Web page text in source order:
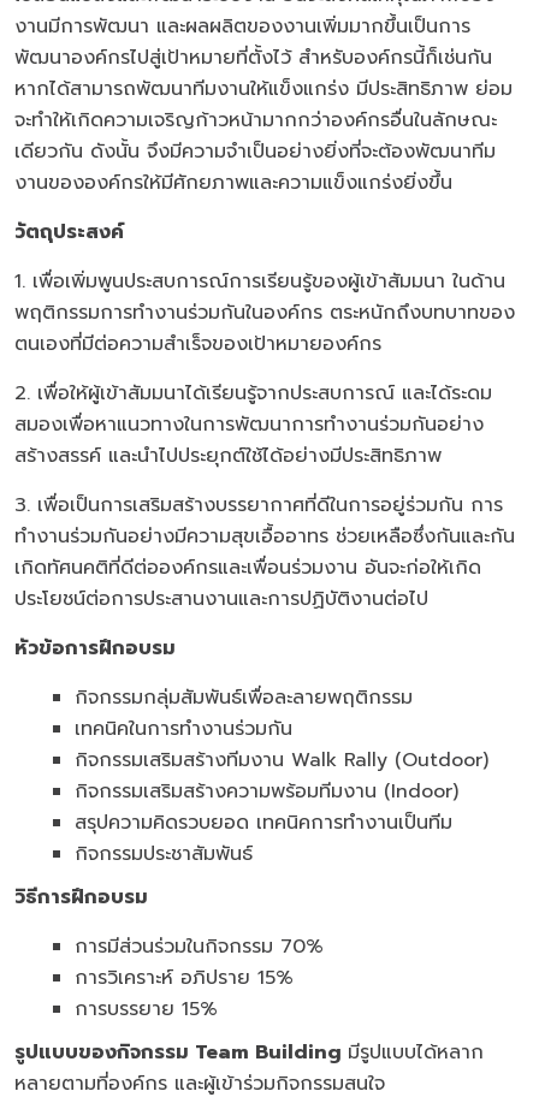
งานมีการพัฒนา และผลผลิตของงานเพิ่มมากขึ้นเป็นการ
พัฒนาองค์กรไปสู่เป้าหมายที่ตั้งไว้ สำหรับองค์กรนี้ก็เช่นกัน
หากได้สามารถพัฒนาทีมงานให้แข็งแกร่ง มีประสิทธิภาพ ย่อม
จะทำให้เกิดความเจริญก้าวหน้ามากกว่าองค์กรอื่นในลักษณะ
เดียวกัน ดังนั้น จึงมีความจำเป็นอย่างยิ่งที่จะต้องพัฒนาทีม
งานขององค์กรให้มีศักยภาพและความแข็งแกร่งยิ่งขึ้น
วัตถุประสงค์
1. เพื่อเพิ่มพูนประสบการณ์การเรียนรู้ของผู้เข้าสัมมนา ในด้าน
พฤติกรรมการทำงานร่วมกันในองค์กร ตระหนักถึงบทบาทของ
ตนเองที่มีต่อความสำเร็จของเป้าหมายองค์กร
2. เพื่อให้ผู้เข้าสัมมนาได้เรียนรู้จากประสบการณ์ และได้ระดม
สมองเพื่อหาแนวทางในการพัฒนาการทำงานร่วมกันอย่าง
สร้างสรรค์ และนำไปประยุกต์ใช้ได้อย่างมีประสิทธิภาพ
3. เพื่อเป็นการเสริมสร้างบรรยากาศที่ดีในการอยู่ร่วมกัน การ
ทำงานร่วมกันอย่างมีความสุขเอื้ออาทร ช่วยเหลือซึ่งกันและกัน
เกิดทัศนคติที่ดีต่อองค์กรและเพื่อนร่วมงาน อันจะก่อให้เกิด
ประโยชน์ต่อการประสานงานและการปฏิบัติงานต่อไป
หัวข้อการฝึกอบรม
กิจกรรมกลุ่มสัมพันธ์เพื่อละลายพฤติกรรม
เทคนิคในการทำงานร่วมกัน
กิจกรรมเสริมสร้างทีมงาน Walk Rally (Outdoor)
กิจกรรมเสริมสร้างความพร้อมทีมงาน (Indoor)
สรุปความคิดรวบยอด เทคนิคการทำงานเป็นทีม
กิจกรรมประชาสัมพันธ์
วิธีการฝึกอบรม
การมีส่วนร่วมในกิจกรรม 70%
การวิเคราะห์ อภิปราย 15%
การบรรยาย 15%
รูปแบบของกิจกรรม Team Building มีรูปแบบได้หลาก
หลายตามที่องค์กร และผู้เข้าร่วมกิจกรรมสนใจ